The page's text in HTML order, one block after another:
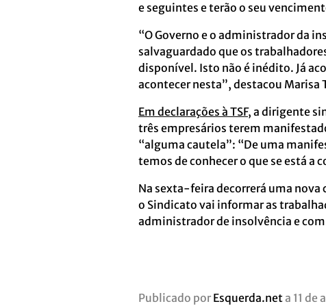
e seguintes e terão o seu
“O Governo e o administrador da
salvaguardado que os
disponível. Isto não é inédito. Já
acontecer nesta”, destacou Marisa
Em declarações à TSF, a dirigente
três empresários terem
“alguma cautela”: “De uma
temos de conhecer o que se está a
Na sexta-feira decorrerá uma nova
o Sindicato vai informar as
administrador de insolvência e
Publicado por Esquerda.neta 11 de